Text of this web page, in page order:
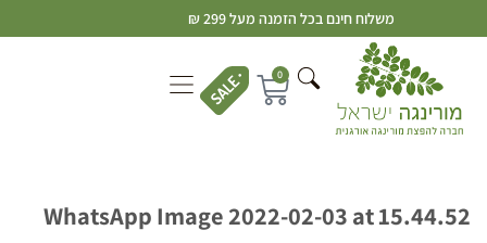
משלוח חינם בכל הזמנה מעל 299 ₪
0
WhatsApp Image 2022-02-03 at 15.44.52